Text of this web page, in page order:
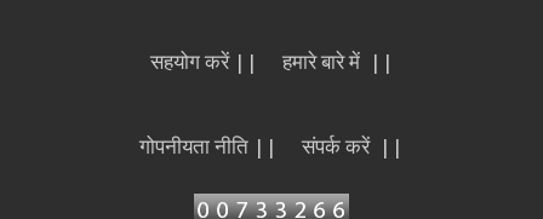
सहयोग करें || हमारे बारे में ||
गोपनीयता नीति || संपर्क करें ||